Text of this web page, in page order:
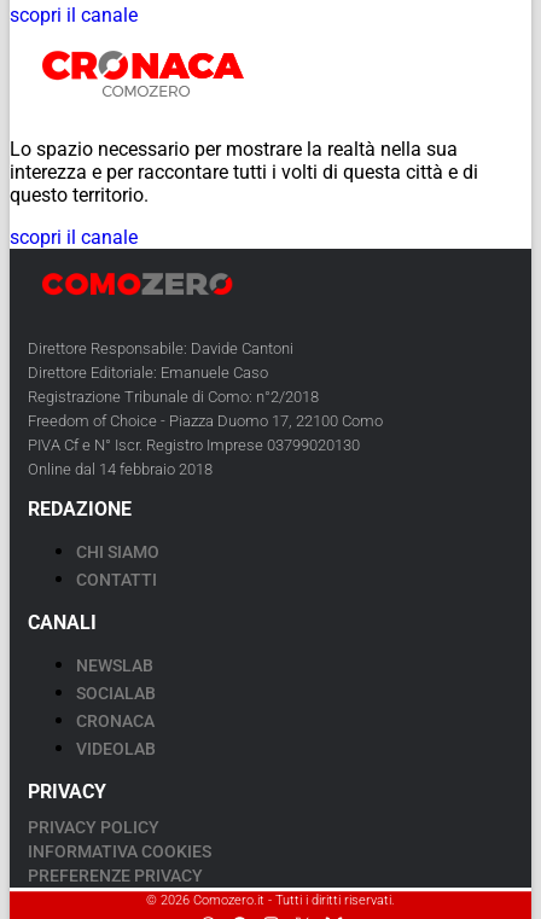
scopri il canale
Lo spazio necessario per mostrare la realtà nella sua
interezza e per raccontare tutti i volti di questa città e di
questo territorio.
scopri il canale
Direttore Responsabile: Davide Cantoni
Direttore Editoriale: Emanuele Caso
Registrazione Tribunale di Como: n°2/2018
Freedom of Choice - Piazza Duomo 17, 22100 Como
PIVA Cf e N° Iscr. Registro Imprese 03799020130
Online dal 14 febbraio 2018
REDAZIONE
CHI SIAMO
CONTATTI
CANALI
NEWSLAB
SOCIALAB
CRONACA
VIDEOLAB
PRIVACY
PRIVACY POLICY
INFORMATIVA COOKIES
PREFERENZE PRIVACY
© 2026 Comozero.it - Tutti i diritti riservati.